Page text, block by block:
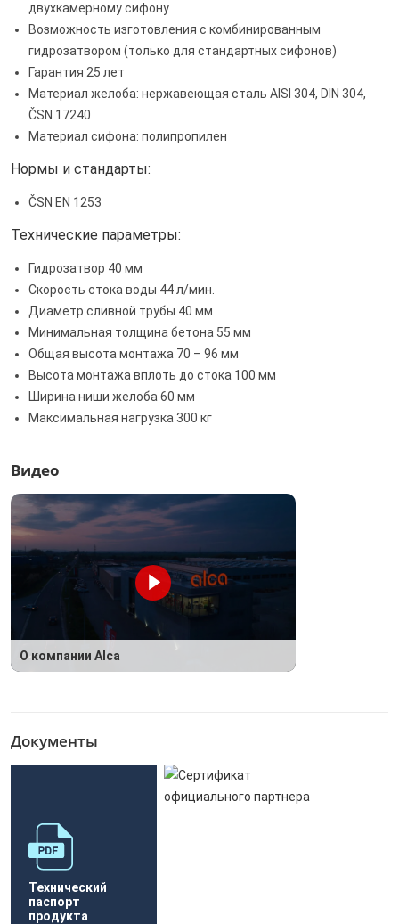
двухкамерному сифону
Возможность изготовления с комбинированным
гидрозатвором (только для стандартных сифонов)
Гарантия 25 лет
Материал желоба: нержавеющая сталь AISI 304, DIN 304,
ČSN 17240
Материал сифона: полипропилен
Нормы и стандарты:
ČSN EN 1253
Технические параметры:
Гидрозатвор 40 мм
Скорость стока воды 44 л/мин.
Диаметр сливной трубы 40 мм
Минимальная толщина бетона 55 мм
Общая высота монтажа 70 – 96 мм
Высота монтажа вплоть до стока 100 мм
Ширина ниши желоба 60 мм
Максимальная нагрузка 300 кг
Видео
О компании Alca
Документы
Технический
паспорт
продукта